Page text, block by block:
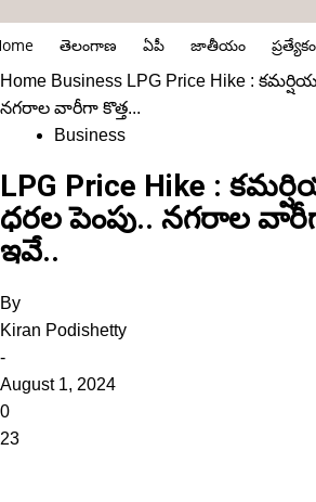
తెలంగాణ ఏపీ జాతీయం ప్రత్యేకం
Home Business LPG Price Hike :
నగరాల వారీగా కొత్త...
Business
LPG Price Hike :
ధరల పెంపు.. నగరాల
ఇవే..
By
Kiran Podishetty
-
August 1, 2024
0
23